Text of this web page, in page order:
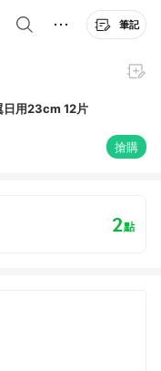
筆記
日用23cm 12片
搶購
2點